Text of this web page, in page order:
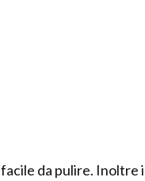
facile da pulire. Inoltre